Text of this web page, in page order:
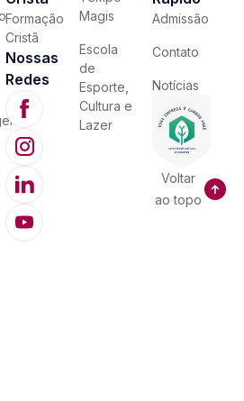
Formação
Cristã
Nossas
Redes
Magis
Escola
de
Esporte,
Cultura e
Lazer
Admissão
Contato
Notícias
Voltar
ao topo